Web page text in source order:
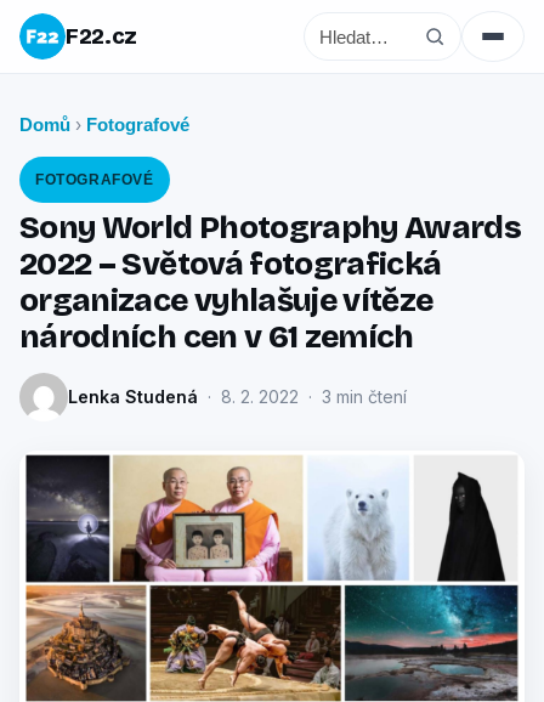
F22.cz
Domů › Fotografové
FOTOGRAFOVÉ
Sony World Photography Awards
2022 – Světová fotografická
organizace vyhlašuje vítěze
národních cen v 61 zemích
Lenka Studená · 8. 2. 2022 · 3 min čtení